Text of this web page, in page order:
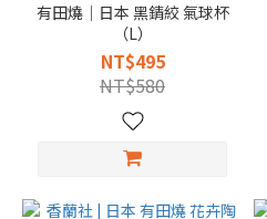
有田燒｜日本 黑錆絞 氣球杯
（L）
NT$495
NT$580